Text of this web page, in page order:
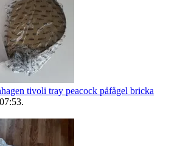
tivoli tray peacock påfågel bricka
.